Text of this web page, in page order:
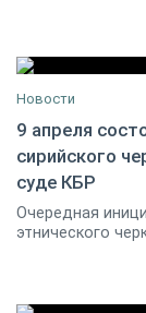
08 апреля 2014
Новости
9 апреля
сирийского
суде КБР
Очередная
этнического